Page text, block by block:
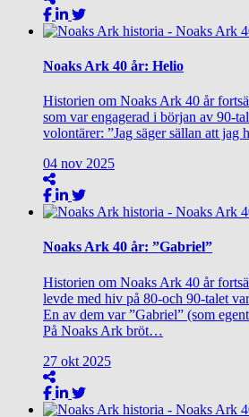
Noaks Ark 40 år: Helio
Historien om Noaks Ark 40 år
som var engagerad i början av 90-
volontärer: ”Jag säger sällan att
04 nov 2025
Noaks Ark 40 år: ”Gabriel”
Historien om Noaks Ark 40 år
levde med hiv på 80-och 90-talet
En av dem var ”Gabriel” (som
På Noaks Ark bröt…
27 okt 2025